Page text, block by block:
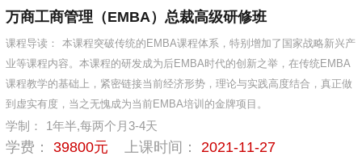
万商工商管理（EMBA）总裁高级研修班
课程导读：
本课程突破传统的EMBA课程体系，特别增加了国家战略新兴产
业等课程内容。本课程的研发成为后EMBA时代的创新之举，在传统EMBA
课程教学的基础上，紧密链接当前经济形势，理论与实践高度结合，真正做
到虚实有度，当之无愧成为当前EMBA培训的金牌项目。
学制： 1年半,每两个月3-4天
学费： 39800元 上课时间： 2021-11-27